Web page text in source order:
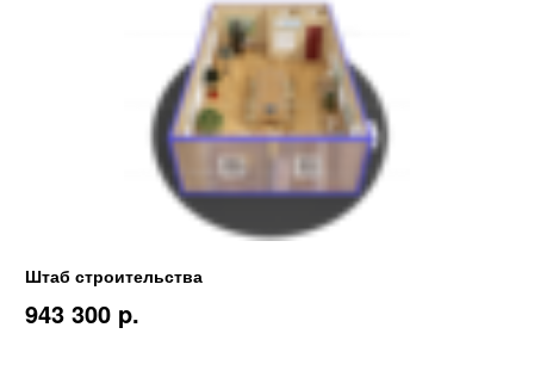
Штаб строительства
943 300 p.